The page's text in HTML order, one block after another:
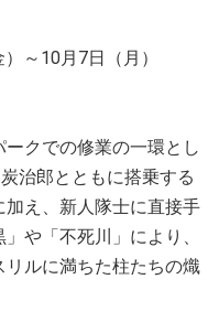
～10月7日（月）
クでの修業の一環とし
治郎とともに搭乗する
え、新人隊士に直接手
や「不死川」により、
ルに満ちた柱たちの熾